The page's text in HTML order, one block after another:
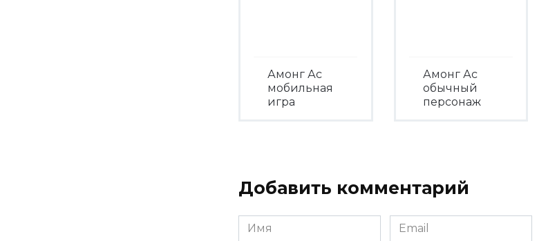
Амонг Ас
мобильная
игра
Амонг Ас
обычный
персонаж
Добавить комментарий
Имя
Email